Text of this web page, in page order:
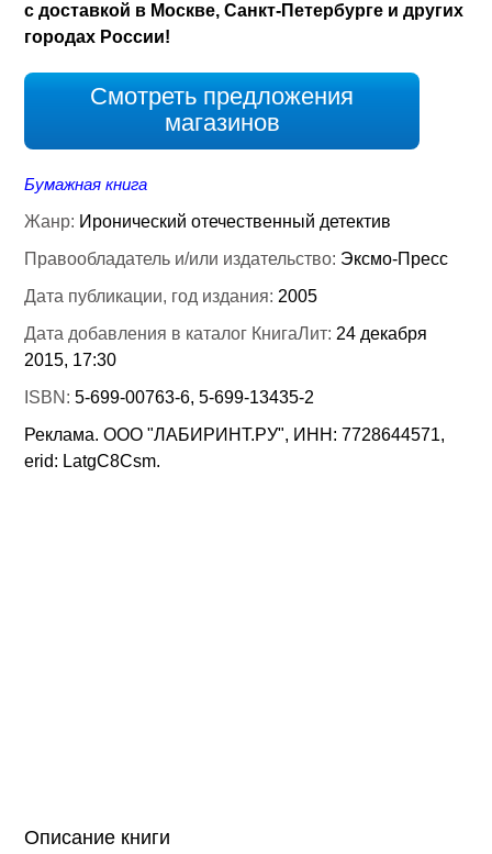
с доставкой в Москве, Санкт-Петербурге и других
городах России!
Смотреть предложения
магазинов
Бумажная книга
Жанр: Иронический отечественный детектив
Правообладатель и/или издательство: Эксмо-Пресс
Дата публикации, год издания: 2005
Дата добавления в каталог КнигаЛит: 24 декабря
2015, 17:30
ISBN:5-699-00763-6, 5-699-13435-2
Реклама. ООО "ЛАБИРИНТ.РУ", ИНН: 7728644571,
erid: LatgC8Csm.
Описание книги